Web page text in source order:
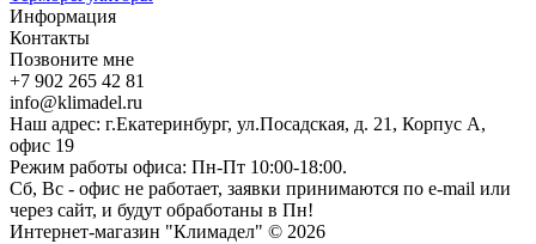
Информация
Контакты
Позвоните мне
+7 902 265 42 81
info@klimadel.ru
Наш адрес: г.Екатеринбург, ул.Посадская, д. 21, Корпус А,
офис 19
Режим работы офиса: Пн-Пт 10:00-18:00.
Сб, Вс - офис не работает, заявки принимаются по e-mail или
через сайт, и будут обработаны в Пн!
Интернет-магазин "Климадел" © 2026